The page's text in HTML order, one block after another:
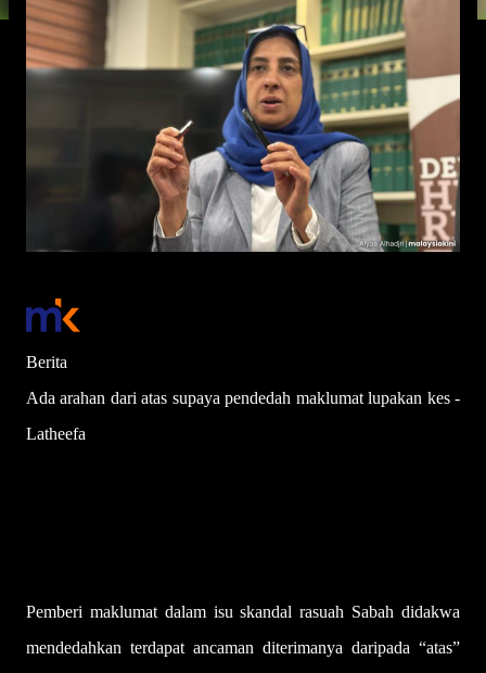
Berita
Ada arahan dari atas supaya pendedah maklumat lupakan kes -
Latheefa
Pemberi maklumat dalam isu skandal rasuah Sabah didakwa
mendedahkan terdapat ancaman diterimanya daripada “atas”